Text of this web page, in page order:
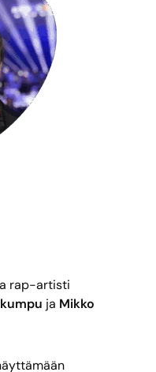
rap-artisti
ja Mikko